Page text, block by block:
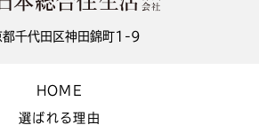
都千代田区神田錦町1-9
HOME
選ばれる理由